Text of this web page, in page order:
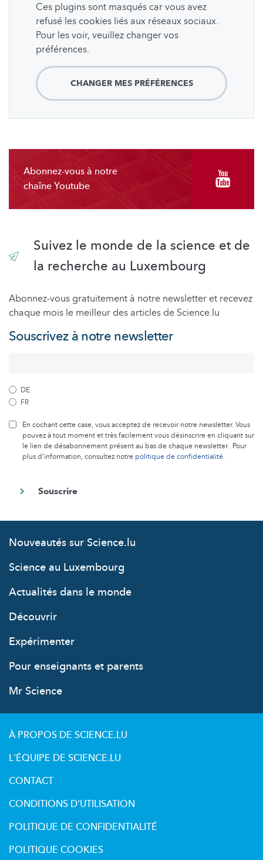
Ces plugins sont masqués car vous avez
refusé les cookies liés aux réseaux sociaux.
Pour les voir, veuillez changer vos
préférences.
CHANGER MES PRÉFÉRENCES
Abonnez-vous à notre
chaîne Youtube
Suivez le monde de la science et de
la recherche au Luxembourg
Abonnez-vous gratuitement à notre newsletter et recevez
chaque mois le meilleur des articles de Science.lu
Souscrivez à notre newsletter
DE
FR
En cochant cette case, vous acceptez de recevoir notre newsletter. Vous
pouvez à tout moment et très facilement vous désinscrire en cliquant sur
le lien de désabonnement présent au bas de chaque newsletter. Pour
plus d’information, consultez notre politique de confidentialité.
Nouveautés sur Science.lu
Science au Luxembourg
Actualités dans le monde
Découvrir
Expérimenter
Pour enseignants et parents
Mr Science
À PROPOS DE SCIENCE.LU
L'ÉQUIPE DE SCIENCE.LU
CONTACT
CONDITIONS D'UTILISATION
POLITIQUE DE CONFIDENTIALITÉ
POLITIQUE COOKIES